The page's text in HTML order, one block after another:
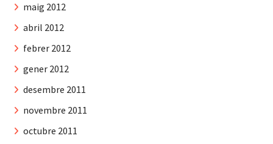
maig 2012
abril 2012
febrer 2012
gener 2012
desembre 2011
novembre 2011
octubre 2011